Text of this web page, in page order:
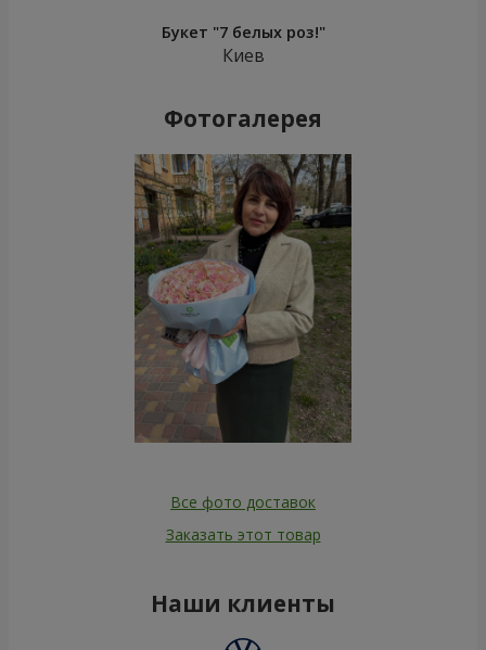
Букет "7 белых роз!"
Киев
Фотогалерея
Все фото доставок
Заказать этот товар
Наши клиенты